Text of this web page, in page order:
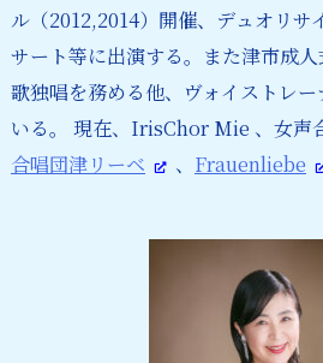
ル（2012,2014）開催、デュオリサ
サート等に出演する。また津市成
歌独唱を務める他、ヴォイストレ
いる。 現在、IrisChor Mie 、女声
合唱団津リーベ
、 Frauenliebe